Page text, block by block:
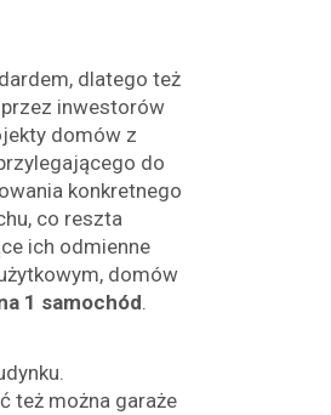
dlatego też
inwestorów
domów z
do
konkretnego
co reszta
ich odmienne
domów
1 samochód.
też można garaże